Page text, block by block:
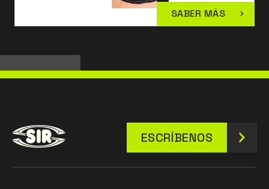
SABER MÁS
ESCRÍBENOS